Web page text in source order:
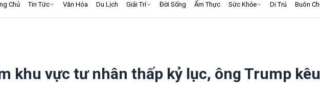
Chủ Tin Tức Văn Hóa Du Lịch Giải Trí Đời Sống Ẩm Thực Sức Khỏe Di Trú Buôn
khu vực tư nhân thấp kỷ lục, ông Trump